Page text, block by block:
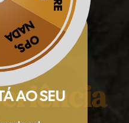
na
e ofertas exclusivas da